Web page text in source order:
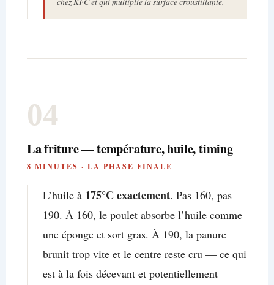
04
La friture — température, huile, timing
8 MINUTES · LA PHASE FINALE
L’huile à 175°C exactement. Pas 160, pas
190. À 160, le poulet absorbe l’huile comme
une éponge et sort gras. À 190, la panure
brunit trop vite et le centre reste cru — ce qui
est à la fois décevant et potentiellement